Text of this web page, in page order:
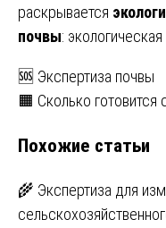
раскрывается
почвы:
Навигация
записям
🆘 Экспертиза почвы
🟧 Сколько
Похожие статьи
🌾 Экспертиза для